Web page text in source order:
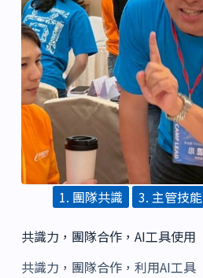
1. 團隊共識 3. 主管技能
共識力，團隊合作，AI工具使用
共識力，團隊合作，利用AI工具